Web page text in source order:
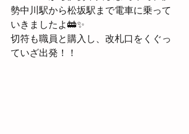
勢中川駅から松坂駅まで電車に乗って
いきましたよ🚋✨
切符も職員と購入し、改札口をくぐっ
ていざ出発！！